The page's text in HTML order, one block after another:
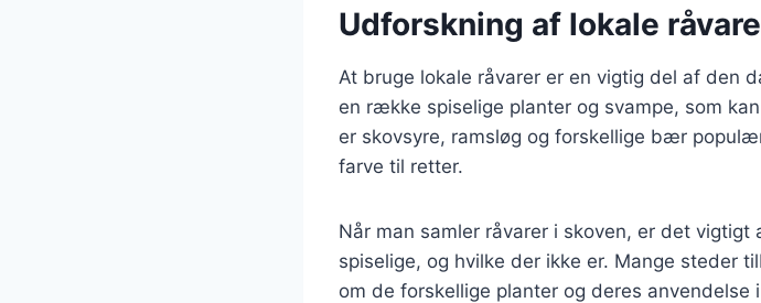
Udforskning af lokale
At bruge lokale råvarer er en vigtig del af den
en række spiselige planter og svampe, som
er skovsyre, ramsløg og forskellige bær
farve til retter.
Når man samler råvarer i skoven, er det
spiselige, og hvilke der ikke er. Mange steder
om de forskellige planter og deres